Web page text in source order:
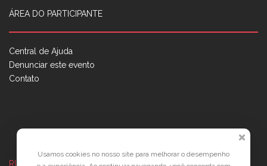
ÁREA DO PARTICIPANTE
Central de Ajuda
Denunciar este evento
Contato
RUA JOSÉ PONTES DE MAGALHÃES, 70JATIÚCA, MACEIÓ - AL
Usamos cookies no nosso site para melhorar o desempenho